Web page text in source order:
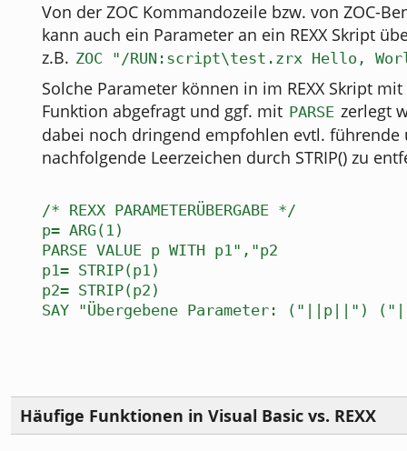
Von der ZOC Kommandozeile bzw. von ZOC-
kann auch ein Parameter an ein REXX Skript
z.B. ZOC "/RUN:script\test.zrx Hello,
Solche Parameter können in im REXX Skript mit
Funktion abgefragt und ggf. mit PARSE zerlegt
dabei noch dringend empfohlen evtl. führende
nachfolgende Leerzeichen durch STRIP() zu
/* REXX PARAMETERÜBERGABE */
p= ARG(1)
PARSE VALUE p WITH p1","p2
p1= STRIP(p1)
p2= STRIP(p2)
SAY "Übergebene Parameter:
Häufige Funktionen in Visual Basic vs. REXX